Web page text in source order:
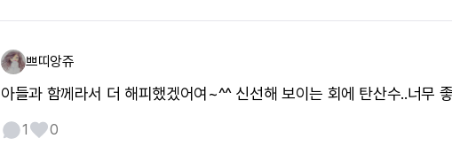
쁘띠앙쥬
아들과 함께라서 더 해피했겠어여~^^ 신선해 보이는 회에 탄산수..너무
1 0